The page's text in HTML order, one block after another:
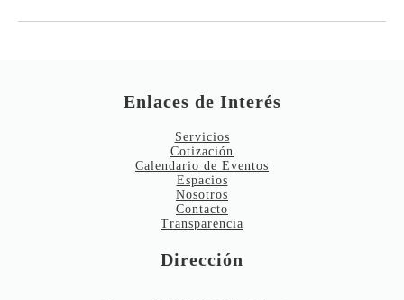
Enlaces de Interés
Servicios
Cotización
Calendario de Eventos
Espacios
Nosotros
Contacto
Transparencia
Dirección